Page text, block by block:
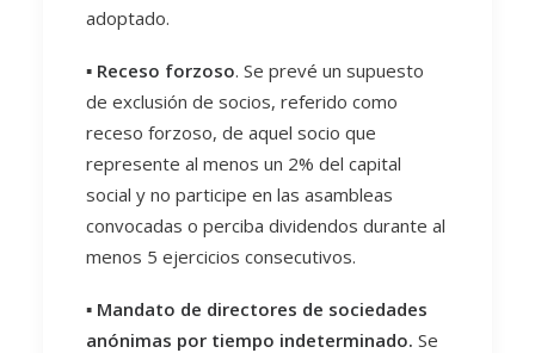
adoptado.
▪️ Receso forzoso. Se prevé un supuesto
de exclusión de socios, referido como
receso forzoso, de aquel socio que
represente al menos un 2% del capital
social y no participe en las asambleas
convocadas o perciba dividendos durante al
menos 5 ejercicios consecutivos.
▪️ Mandato de directores de sociedades
anónimas por tiempo indeterminado. Se